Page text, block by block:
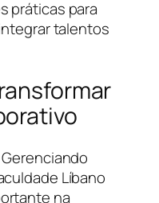
práticas para
talentos
Líbano
na